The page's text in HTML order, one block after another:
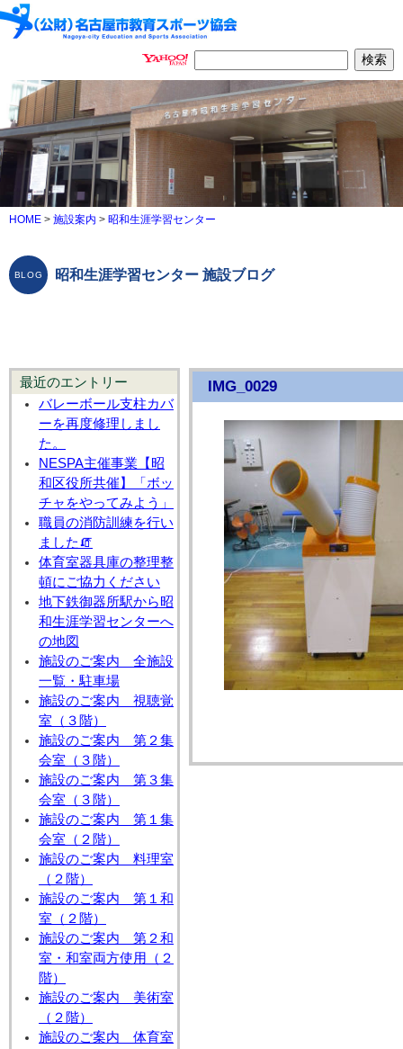
HOME > 施設案内 > 昭和生涯学習センター
昭和生涯学習センター 施設ブログ
最近のエントリー
バレーボール支柱カバ
ーを再度修理しまし
た。
NESPA主催事業【昭
和区役所共催】「ボッ
チャをやってみよう」
職員の消防訓練を行い
ました🧯
体育室器具庫の整理整
頓にご協力ください
地下鉄御器所駅から昭
和生涯学習センターへ
の地図
施設のご案内 全施設
一覧・駐車場
施設のご案内 視聴覚
室（３階）
施設のご案内 第２集
会室（３階）
施設のご案内 第３集
会室（３階）
施設のご案内 第１集
会室（２階）
施設のご案内 料理室
（２階）
施設のご案内 第１和
室（２階）
施設のご案内 第２和
室・和室両方使用（２
階）
施設のご案内 美術室
（２階）
施設のご案内 体育室
IMG_0029